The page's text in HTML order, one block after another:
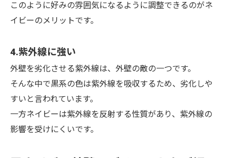
このように好みの雰囲気になるように調整できるのがネ
イビーのメリットです。
4.紫外線に強い
外壁を劣化させる紫外線は、外壁の敵の一つです。
そんな中で黒系の色は紫外線を吸収するため、劣化しや
すいと言われています。
一方ネイビーは紫外線を反射する性質があり、紫外線の
影響を受けにくいです。